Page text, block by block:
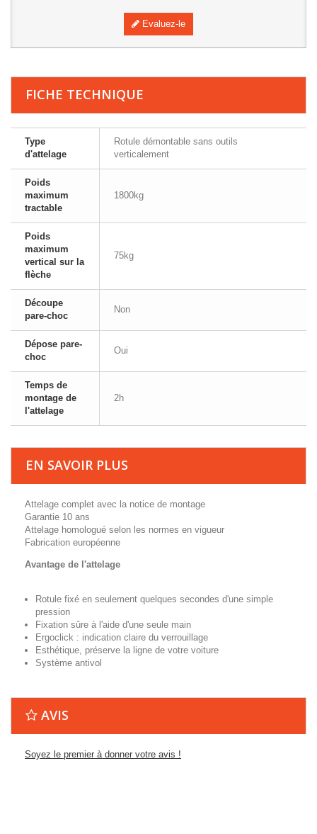
Evaluez-le
FICHE TECHNIQUE
Type
d'attelage
Rotule démontable sans outils
verticalement
Poids
maximum
tractable
1800kg
Poids
maximum
vertical sur la
flèche
75kg
Découpe
pare-choc
Non
Dépose pare-
choc
Oui
Temps de
montage de
l'attelage
2h
EN SAVOIR PLUS
Attelage complet avec la notice de montage
Garantie 10 ans
Attelage homologué selon les normes en vigueur
Fabrication européenne
Avantage de l'attelage
Rotule fixé en seulement quelques secondes d'une simple
pression
Fixation sûre à l'aide d'une seule main
Ergoclick : indication claire du verrouillage
Esthétique, préserve la ligne de votre voiture
Système antivol
AVIS
Soyez le premier à donner votre avis !